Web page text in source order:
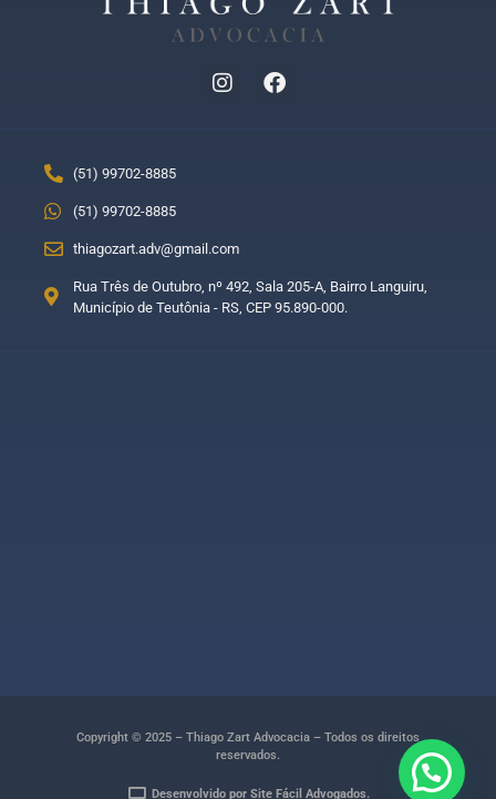
(51) 99702-8885
(51) 99702-8885
thiagozart.adv@gmail.com
Rua Três de Outubro, nº 492, Sala 205-A, Bairro Languiru,
Município de Teutônia - RS, CEP 95.890-000.
Copyright © 2025 – Thiago Zart Advocacia – Todos os direitos
reservados.
Desenvolvido por Site Fácil Advogados.